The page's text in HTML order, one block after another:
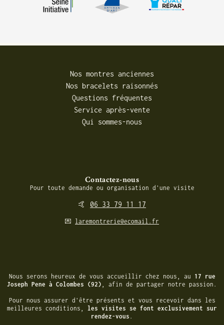
Nos montres anciennes
Nos bracelets raisonnés
Questions fréquentes
Service après-vente
Qui sommes-nous
Contactez-nous
Pour toute demande ou organisation d'une visite
🤙 06 33 79 11 17
💌 laremontrerie@ecomail.fr
Nous serons heureux de vous accueillir chez nous, au
17 rue
Joseph Pene à Colombes (92)
afin de partager notre passion.
Pour nous assurer d'être présents et vous recevoir dans les
meilleures conditions, les visites se font exclusivement sur
rendez-vous .